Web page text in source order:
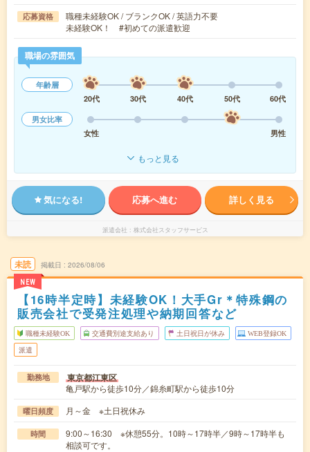
応募資格
職種未経験OK / ブランクOK / 英語力不要
未経験OK！ #初めての派遣歓迎
職場の雰囲気
年齢層
20代
30代 40代 50代
60代
男女比率
女性
男性
もっと見る
気になる! 応募へ進む 詳しく見る
派遣会社 株式会社スタッフサービス
未読
NEW
掲載日 2026/08/06
【16時半定時】未経験OK！大手Gr＊特殊鋼の
販売会社で受発注処理や納期回答など
職種未経験OK 交通費別途支給あり 土日祝日が休み WEB登録OK
派遣
勤務地 東京都江東区
亀戸駅から徒歩10分／錦糸町駅から徒歩10分
曜日頻度 月～金 ※土日祝休み
時間
9:00～16:30 ※休憩55分。10時～17時半／9時～17時半も
相談可です。